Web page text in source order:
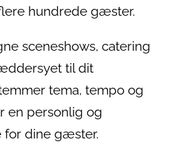
hundrede gæster.
sceneshows, catering
til dit
tema, tempo og
en personlig og
for dine gæster.